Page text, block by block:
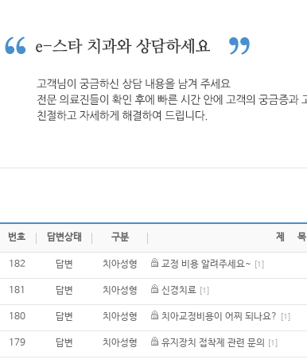
번호 답변상태 구분 제 목
182 답변 치아성형 교정 비용 알려주세요~ [1]
181 답변 치아성형 신경치료 [1]
180 답변 치아성형 치아교정비용이 어찌 되나요? [1]
179 답변 치아성형 유지장치 접착제 관련 문의 [1]